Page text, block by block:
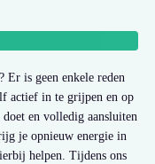
Er is geen enkele reden
actief in te grijpen en op
doet en volledig aansluiten
je opnieuw energie in
helpen. Tijdens ons